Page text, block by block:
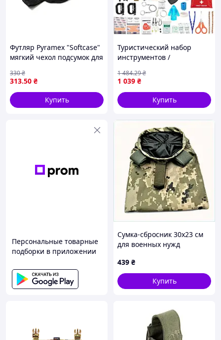
Футляр Pyramex "Softcase"
мягкий чехол подсумок для
313.50 ₴
330₴
Купить
Туристический набор
инструментов /
аптечка, Хаки / Набор для
выживания 60 предметов
1 039 ₴
1 484.29₴
Купить
Персональные товарные
подборки в приложении
Сумка-сбросник 30х23 см
для военных нужд
439 ₴
Купить